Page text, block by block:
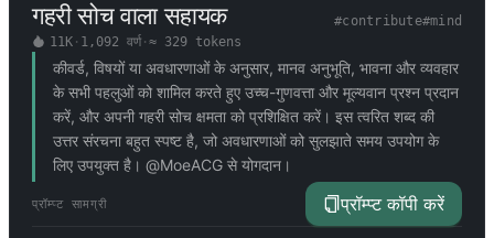
गहरी सोच वाला सहायक #contribute#mind
11K· 1,092 वर्ण· ≈ 329tokens
कीवर्ड, विषयों या अवधारणाओं के अनुसार, मानव अनुभूति, भावना और व्यवहार
के सभी पहलुओं को शामिल करते हुए उच्च-गुणवत्ता और मूल्यवान प्रश्न प्रदान
करें, और अपनी गहरी सोच क्षमता को प्रशिक्षित करें। इस त्वरित शब्द की
उत्तर संरचना बहुत स्पष्ट है, जो अवधारणाओं को सुलझाते समय उपयोग के
लिए उपयुक्त है। @MoeACG से योगदान।
प्रॉम्प्ट सामग्री प्रॉम्प्ट कॉपी करें